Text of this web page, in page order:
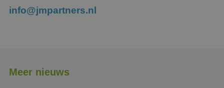
info@jmpartners.nl
Meer nieuws